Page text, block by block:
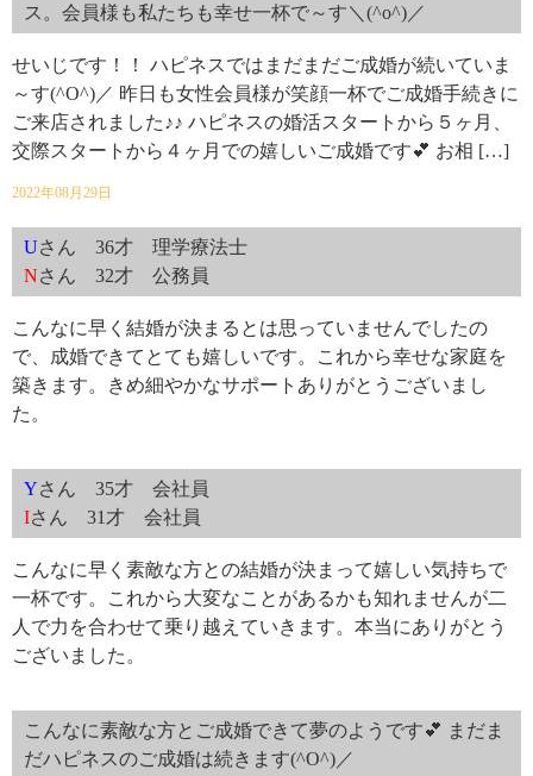
ス。会員様も私たちも幸せ一杯で～す＼(^o^)／
せいじです！！ ハピネスではまだまだご成婚が続いていま
～す(^O^)／ 昨日も女性会員様が笑顔一杯でご成婚手続きに
ご来店されました♪♪ ハピネスの婚活スタートから５ヶ月、
交際スタートから４ヶ月での嬉しいご成婚です💕 お相 […]
2022年08月29日
Uさん 36才 理学療法士
Nさん 32才 公務員
こんなに早く結婚が決まるとは思っていませんでしたの
で、成婚できてとても嬉しいです。これから幸せな家庭を
築きます。きめ細やかなサポートありがとうございまし
た。
Yさん 35才 会社員
Iさん 31才 会社員
こんなに早く素敵な方との結婚が決まって嬉しい気持ちで
一杯です。これから大変なことがあるかも知れませんが二
人で力を合わせて乗り越えていきます。本当にありがとう
ございました。
こんなに素敵な方とご成婚できて夢のようです💕 まだま
だハピネスのご成婚は続きます(^O^)／